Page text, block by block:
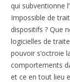
qui subventionne
Impossible de
dispositifs ? Que
logicielles de
pouvoir s’octroie
comportements
et ce en tout lieu